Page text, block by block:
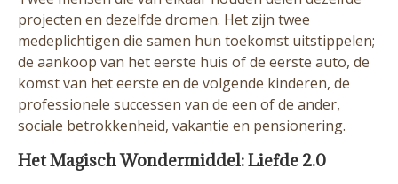
projecten en dezelfde dromen. Het zijn twee
medeplichtigen die samen hun toekomst uitstippelen;
de aankoop van het eerste huis of de eerste auto, de
komst van het eerste en de volgende kinderen, de
professionele successen van de een of de ander,
sociale betrokkenheid, vakantie en pensionering.
Het Magisch Wondermiddel: Liefde 2.0